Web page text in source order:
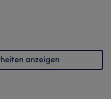
anzeigen